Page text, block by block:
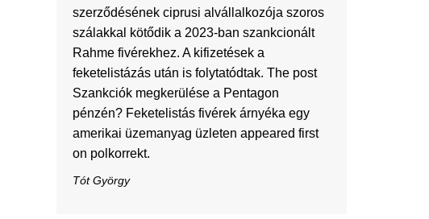
szerződésének ciprusi alvállalkozója szoros
szálakkal kötődik a 2023-ban szankcionált
Rahme fivérekhez. A kifizetések a
feketelistázás után is folytatódtak. The post
Szankciók megkerülése a Pentagon
pénzén? Feketelistás fivérek árnyéka egy
amerikai üzemanyag üzleten appeared first
on polkorrekt.
Tót György